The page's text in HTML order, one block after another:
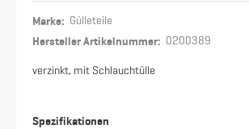
Marke: Gülleteile
Hersteller Artikelnummer: 0200389
verzinkt, mit Schlauchtülle
Spezifikationen